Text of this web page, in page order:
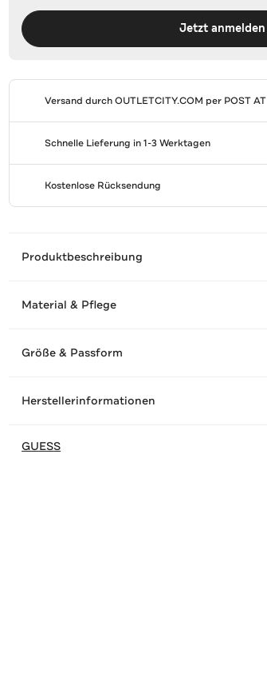
Jetzt anmelden
Versand durchOUTLETCITY.COM per POST AT
Schnelle Lieferung in 1-3 Werktagen
Kostenlose Rücksendung
Produktbeschreibung
Material & Pflege
Größe & Passform
Herstellerinformationen
GUESS